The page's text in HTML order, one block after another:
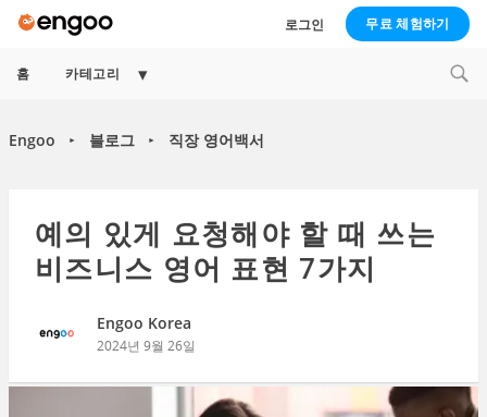
로그인 무료 체험하기
홈 카테고리
Expand
Engoo ► 블로그 ► 직장 영어백서
예의 있게 요청해야 할 때 쓰는
비즈니스 영어 표현 7가지
Engoo Korea
2024년 9월 26일